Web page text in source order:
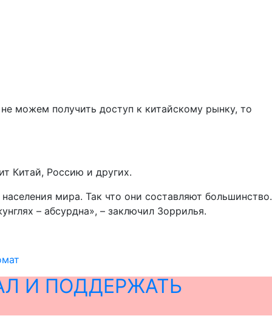
можем получить доступ к китайскому рынку, то
Китай, Россию и других.
мира. Так что они составляют большинство.
– абсурдна», – заключил Зоррилья.
И ПОДДЕРЖАТЬ